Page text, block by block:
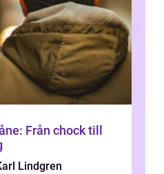
Från chock till
Lindgren